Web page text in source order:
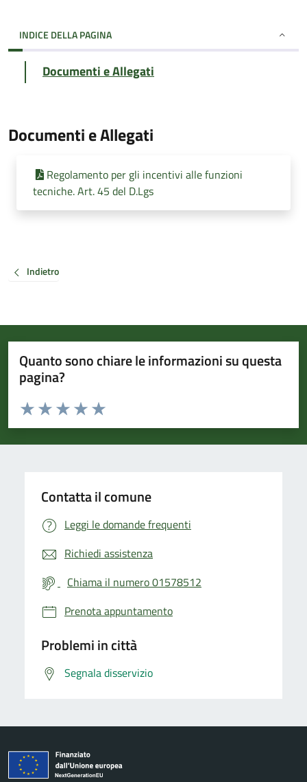
INDICE DELLA PAGINA
Documenti e Allegati
Documenti e Allegati
Regolamento per gli incentivi alle funzioni
tecniche. Art. 45 del D.Lgs
Indietro
Quanto sono chiare le informazioni su questa
pagina?
Valuta da 1 a 5 stelle la pagina
Valuta 5 stelle su 5
Valuta 4 stelle su 5
Valuta 3 stelle su 5
Valuta 2 stelle su 5
Valuta 1 stelle su 5
Contatta il comune
Leggi le domande frequenti
Richiedi assistenza
Chiama il numero 01578512
Prenota appuntamento
Problemi in città
Segnala disservizio